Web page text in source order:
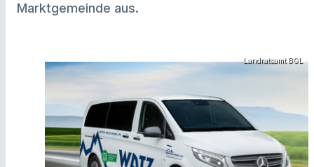
Marktgemeinde aus.
Landratsamt BGL